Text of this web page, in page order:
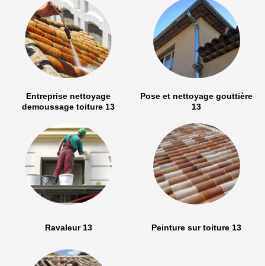
Entreprise nettoyage
demoussage toiture 13
Pose et nettoyage gouttière
13
Ravaleur 13 Peinture sur toiture 13